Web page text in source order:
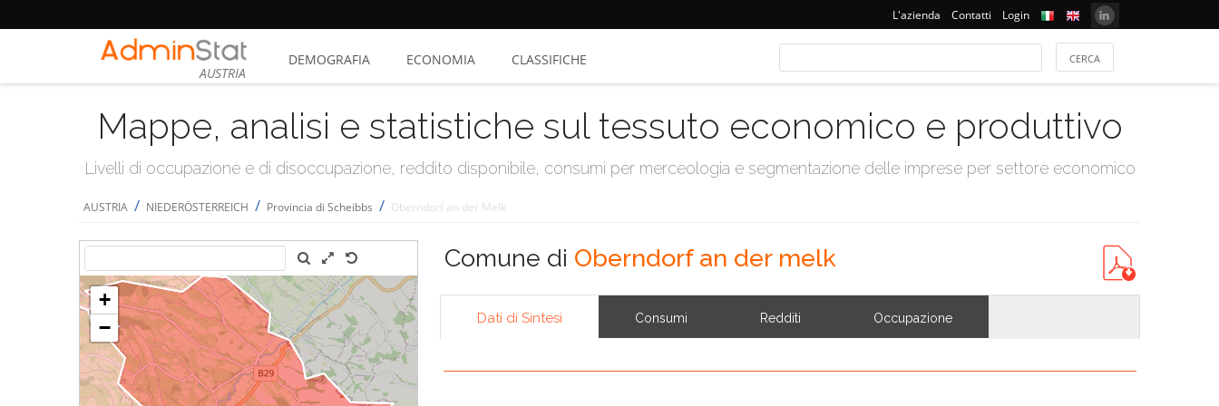
L'azienda Contatti Login
AUSTRIA
DEMOGRAFIA ECONOMIA CLASSIFICHE
Mappe, analisi e statistiche sul tessuto economico e produttivo
Livelli di occupazione e di disoccupazione, reddito disponibile, consumi per merceologia e segmentazione delle imprese per settore economico
AUSTRIA / NIEDERÖSTERREICH / Provincia di Scheibbs / Oberndorf an der Melk
Comune di Oberndorf an der melk
Dati di Sintesi Consumi Redditi Occupazione